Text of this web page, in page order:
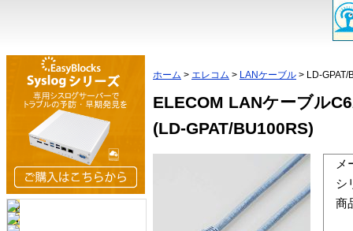
ホーム > エレコム > LANケーブル > LD-GPAT/
ELECOM LANケーブル
(LD-GPAT/BU100RS)
メ
シ
商